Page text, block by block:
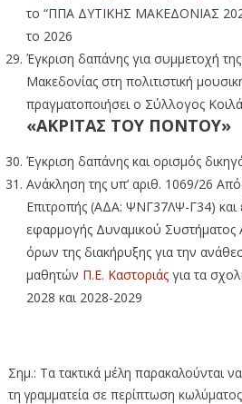
τo “ΠΠΑ ΔΥΤΙΚΗΣ ΜΑΚΕΔΟΝΙΑΣ
το 2026
Έγκριση δαπάνης για συμμετοχή
Μακεδονίας στη πολιτιστική
πραγματοποιήσει ο Σύλλογος
«ΑΚΡΙΤΑΣ ΤΟΥ ΠΟΝΤΟΥ»
Έγκριση δαπάνης και ορισμός
Ανάκληση της υπ’ αριθ. 1069/26
Επιτροπής (ΑΔΑ: ΨΝΓ37ΛΨ-Γ34) και
εφαρμογής Δυναμικού
όρων της διακήρυξης για την
μαθητών Π.Ε. Καστοριάςγια τα
2028 και 2028-2029
Σημ.: Τα τακτικά μέλη παρακαλούνται
τη γραμματεία σε περίπτωση